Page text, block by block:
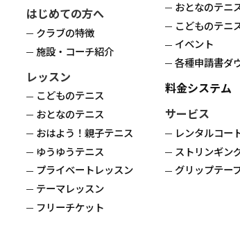
はじめての方へ
クラブの特徴
施設・コーチ紹介
レッスン
こどものテニス
おとなのテニス
おはよう！親子テニス
ゆうゆうテニス
プライベートレッスン
テーマレッスン
フリーチケット
おとなのテニ
こどものテニ
イベント
各種申請書ダ
料金システム
サービス
レンタルコー
ストリンギン
グリップテー